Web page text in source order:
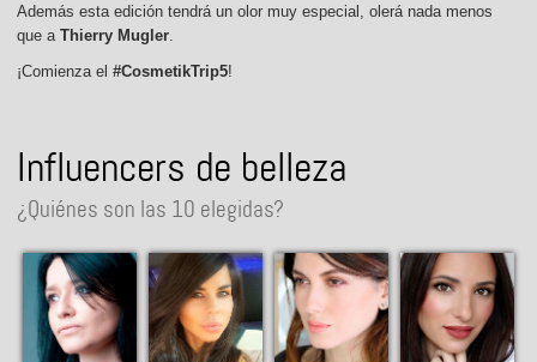
Además esta edición tendrá un olor muy especial, olerá nada menos
que aThierry Mugler.
¡Comienza el#CosmetikTrip5!
Influencers de belleza
¿Quiénes son las 10 elegidas?